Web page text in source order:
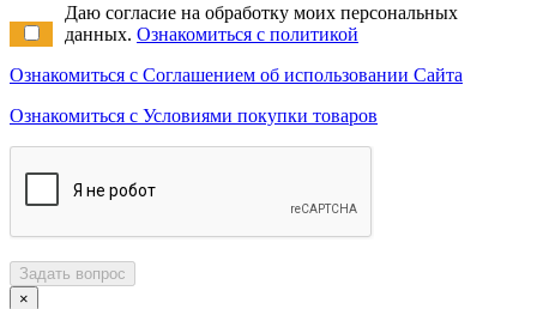
Даю согласие на обработку моих персональных
данных. Ознакомиться с политикой
Ознакомиться с Соглашением об использовании Сайта
Ознакомиться с Условиями покупки товаров
Задать вопрос
×